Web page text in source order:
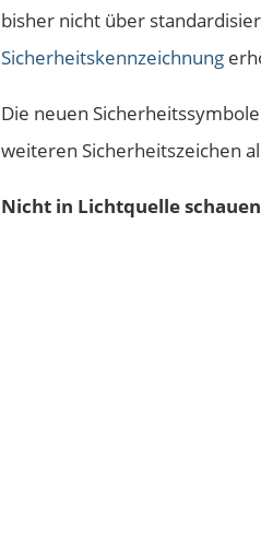
bisher nicht über
Sicherheitskennzeichnung
Die neuen
weiteren Sicherheitszeichen
Nicht in Lichtquelle